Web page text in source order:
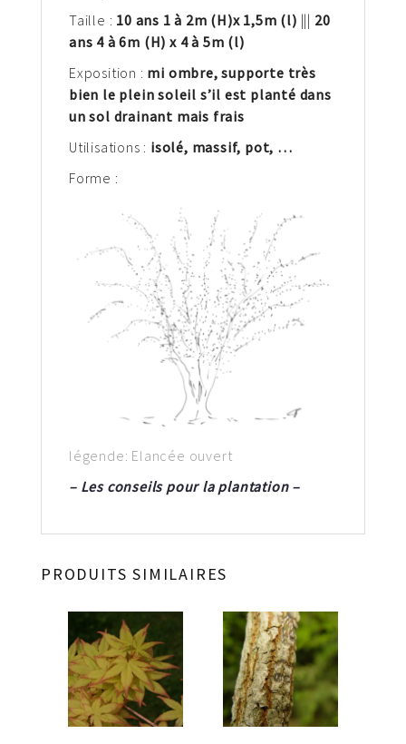
Taille : 10 ans 1 à 2m (H)x 1,5m (l) ||| 20
ans 4 à 6m (H) x 4 à 5m (l)
Exposition : mi ombre, supporte très
bien le plein soleil s’il est planté dans
un sol drainant mais frais
Utilisations : isolé, massif, pot, …
Forme :
légende: Elancée ouvert
– Les conseils pour la plantation –
PRODUITS SIMILAIRES